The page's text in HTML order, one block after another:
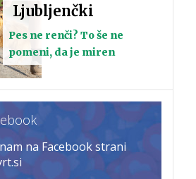
Ljubljenčki
Pes ne renči? To še ne
pomeni, da je miren
na Facebook strani